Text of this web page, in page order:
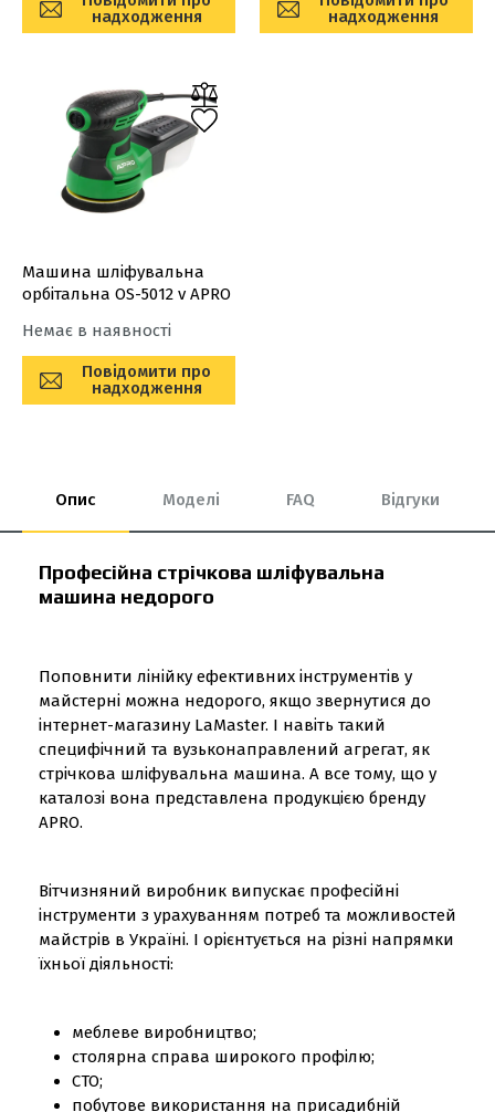
надходження
надходження
Машина шліфувальна
орбітальна OS-5012 v APRO
Немає в наявності
Повідомити про
надходження
Опис Моделі FAQ Відгуки
Професійна стрічкова шліфувальна
машина недорого
Поповнити лінійку ефективних інструментів у
майстерні можна недорого, якщо звернутися до
інтернет-магазину LaMaster. І навіть такий
специфічний та вузьконаправлений агрегат, як
стрічкова шліфувальна машина. А все тому, що у
каталозі вона представлена продукцією бренду
APRO.
Вітчизняний виробник випускає професійні
інструменти з урахуванням потреб та можливостей
майстрів в Україні. І орієнтується на різні напрямки
їхньої діяльності:
меблеве виробництво;
столярна справа широкого профілю;
СТО;
побутове використання на присадибній